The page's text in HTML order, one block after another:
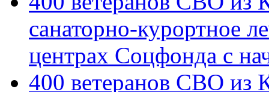
санаторно-курортное
центрах Соцфонда с
400 ветеранов СВО из